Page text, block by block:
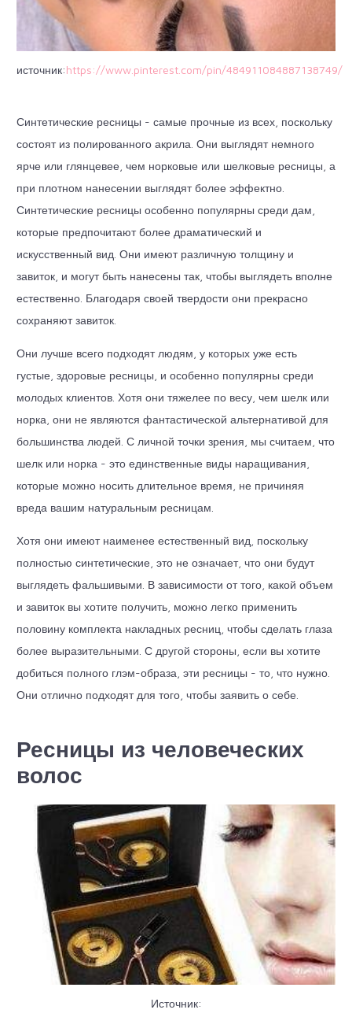
источник:https://www.pinterest.com/pin/484911084887138749/
Синтетические ресницы - самые прочные из всех, поскольку
состоят из полированного акрила. Они выглядят немного
ярче или глянцевее, чем норковые или шелковые ресницы, а
при плотном нанесении выглядят более эффектно.
Синтетические ресницы особенно популярны среди дам,
которые предпочитают более драматический и
искусственный вид. Они имеют различную толщину и
завиток, и могут быть нанесены так, чтобы выглядеть вполне
естественно. Благодаря своей твердости они прекрасно
сохраняют завиток.
Они лучше всего подходят людям, у которых уже есть
густые, здоровые ресницы, и особенно популярны среди
молодых клиентов. Хотя они тяжелее по весу, чем шелк или
норка, они не являются фантастической альтернативой для
большинства людей. С личной точки зрения, мы считаем, что
шелк или норка - это единственные виды наращивания,
которые можно носить длительное время, не причиняя
вреда вашим натуральным ресницам.
Хотя они имеют наименее естественный вид, поскольку
полностью синтетические, это не означает, что они будут
выглядеть фальшивыми. В зависимости от того, какой объем
и завиток вы хотите получить, можно легко применить
половину комплекта накладных ресниц, чтобы сделать глаза
более выразительными. С другой стороны, если вы хотите
добиться полного глэм-образа, эти ресницы - то, что нужно.
Они отлично подходят для того, чтобы заявить о себе.
Ресницы из человеческих
волос
Источник: